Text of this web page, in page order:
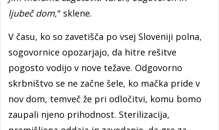
ljubeč dom," sklene.
V času, ko so zavetišča po vsej Sloveniji polna,
sogovornice opozarjajo, da hitre rešitve
pogosto vodijo v nove težave. Odgovorno
skrbništvo se ne začne šele, ko mačka pride v
nov dom, temveč že pri odločitvi, komu bomo
zaupali njeno prihodnost. Sterilizacija,